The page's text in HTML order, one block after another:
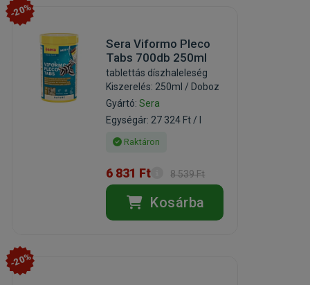
-20%
Sera Viformo Pleco
Tabs 700db 250ml
tablettás díszhaleleség
Kiszerelés: 250ml / Doboz
Gyártó:Sera
Egységár: 27 324 Ft / l
Raktáron
6 831 Ft 8 539 Ft
Kosárba
-20%